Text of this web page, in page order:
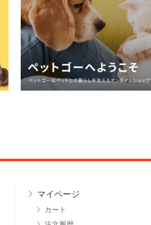
マイページ
カート